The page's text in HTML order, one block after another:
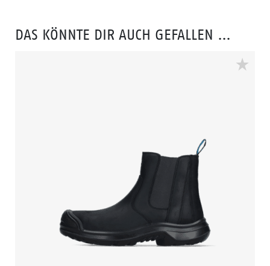
DAS KÖNNTE DIR AUCH GEFALLEN …